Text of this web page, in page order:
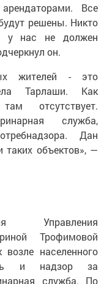
Все
решены. Никто
у нас не должен
он.
жителей - это
Тарлаши. Как
отсутствует.
служба,
Дан
таких объектов», —
Управления
Трофимовой
возле населенного
и надзор за
служба. По